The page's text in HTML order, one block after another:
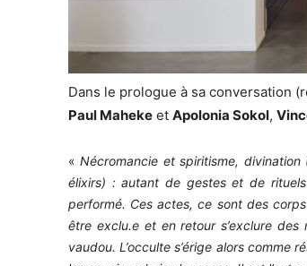
Dans le prologue à sa conversation
Paul Maheke et Apolonia Sokol,
«Nécromancie et spiritisme,
élixirs) : autant de gestes et de rituels
performé. Ces actes, ce sont des
être exclu.e et en retour s’exclure
vaudou. L’occulte s’érige alors comme